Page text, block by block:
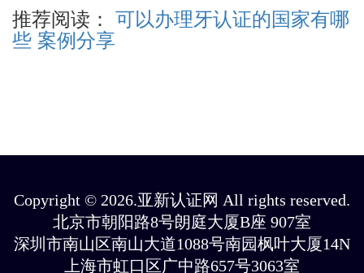
推荐阅读： 可以办理牙认证的国家有哪
些 案例分享
Copyright © 2026.亚新认证网 All rights reserved.
北京市朝阳路8号朗庭大厦B座 907室
深圳市南山区南山大道1088号南园枫叶大厦14N
上海市虹口区广中路657号3063室